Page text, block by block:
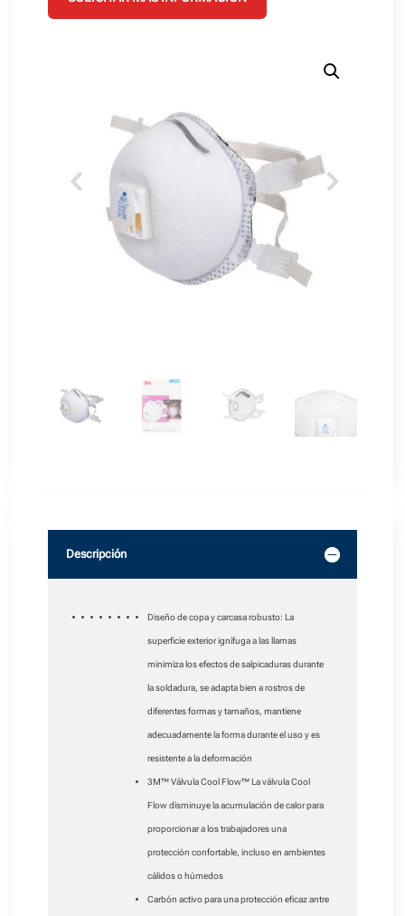
Descripción
Diseño de copa y carcasa robusto: La
superficie exterior ignífuga a las llamas
minimiza los efectos de salpicaduras durante
la soldadura, se adapta bien a rostros de
diferentes formas y tamaños, mantiene
adecuadamente la forma durante el uso y es
resistente a la deformación
3M™ Válvula Cool Flow™ La válvula Cool
Flow disminuye la acumulación de calor para
proporcionar a los trabajadores una
protección confortable, incluso en ambientes
cálidos o húmedos
Carbón activo para una protección eficaz antre